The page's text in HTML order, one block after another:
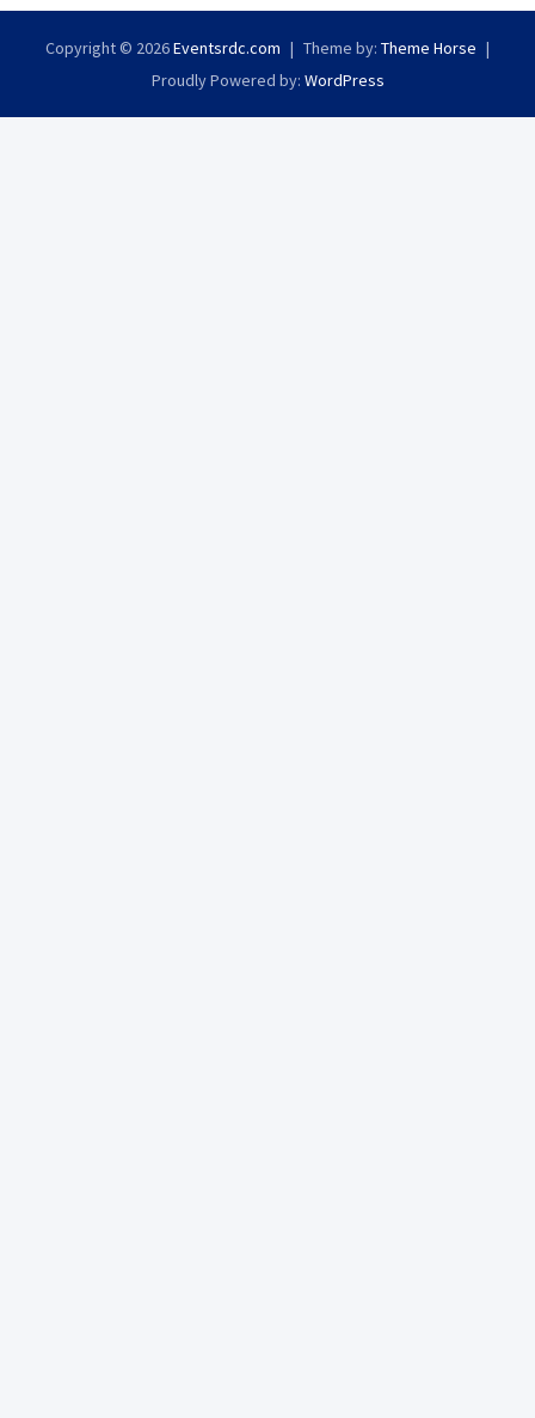
Copyright © 2026Eventsrdc.com Theme by: Theme Horse
Proudly Powered by: WordPress